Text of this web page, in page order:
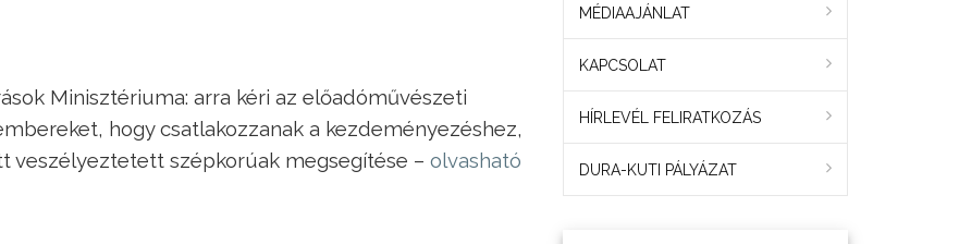
Minisztériuma: arra kéri az előadóművészeti
hogy csatlakozzanak a kezdeményezéshez,
veszélyeztetett szépkorúak megsegítése – olvasható
MÉDIAAJÁNLAT
KAPCSOLAT
HÍRLEVÉL FELIRATKOZÁS
DURA-KUTI PÁLYÁZAT